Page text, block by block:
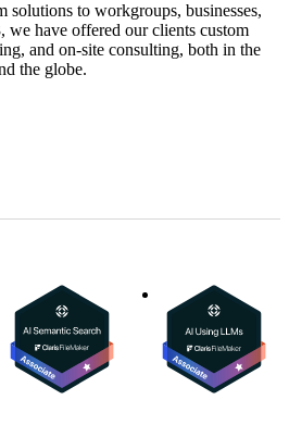
solutions to workgroups, businesses,
we have offered our clients custom
and on-site consulting, both in the
the globe.